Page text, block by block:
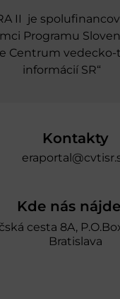
II je
Programu
Centrum
informácií SR“
Kontakty
Kde nás
cesta 8A,
Bratislava